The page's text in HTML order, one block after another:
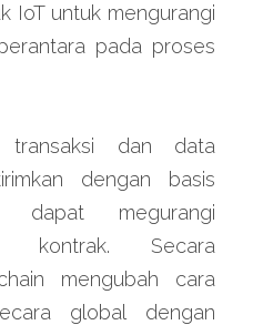
IoT untuk mengurangi
pada proses
transaksi dan data
dengan basis
dapat megurangi
kontrak. Secara
mengubah cara
global dengan